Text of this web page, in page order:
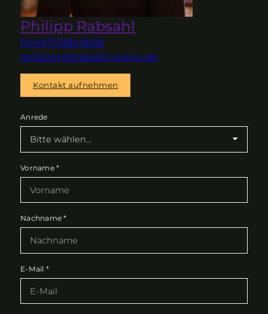
Philipp Rabsahl
00491733849638
anfragen@rabsahl-immo.de
Kontakt aufnehmen
Anrede
Vorname*
Nachname*
E-Mail *